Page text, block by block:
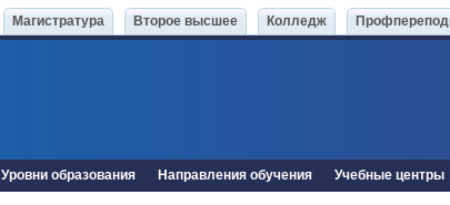
Магистратура Второе высшее Колледж
Уровни образования Направления обучения Учебные центры